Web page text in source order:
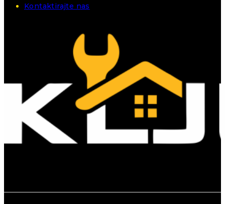
Kontaktirajte nas